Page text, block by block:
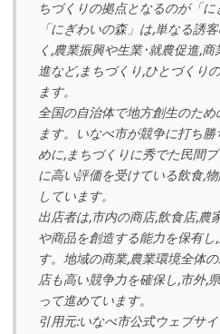
ちづくりの拠点となるのが「に
「にぎわいの森」は,単なる誘
く,農業振興や生業･就農促進,
進など,まちづくり,ひとづくり
ます。
全国の自治体で地方創生のた
ます。いなべ市が競争に打ち
めに,まちづくりに秀でた民間
に高い評価を受けている飲食,
しています。
出店者は,市内の商店,飲食店,農
や商品を創造する能力を保有
す。地域の商業,農業環境全体
店も高い競争力を確保し,市外,
って進めています。
引用元:いなべ市公式ウェブサイ